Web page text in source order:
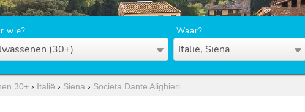
wie?
(30+)
Waar?
Italië, Siena
30+› Italië › Siena › Societa Dante Alighieri